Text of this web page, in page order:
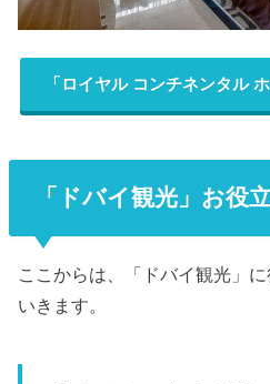
「ロイヤル コンチネンタル
「ドバイ観光」お役
ここからは、「ドバイ観光」
いきます。